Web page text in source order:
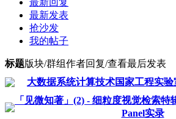
最新发表
抢沙发
我的帖子
标题版块/群组作者回复/查看最后发表
大数据系统计算技术国家工程实验
「见微知著」(2) - 细粒度视觉检索特
Panel实录